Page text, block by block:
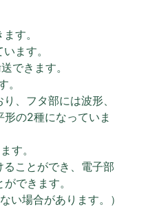
す。
ます。
できます。
、フタ部には波形、
の2種になっていま
す。
ことができ、電子部
できます。
場合があります。）